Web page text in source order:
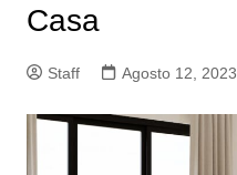
Casa
Staff Agosto 12, 2023